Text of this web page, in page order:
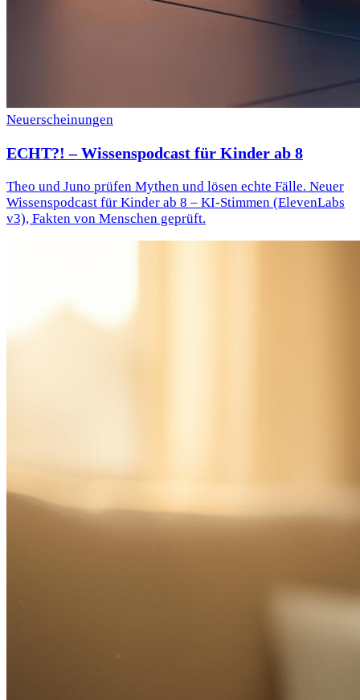
Neuerscheinungen
ECHT?! – Wissenspodcast für Kinder ab 8
Theo und Juno prüfen Mythen und lösen echte Fälle. Neuer
Wissenspodcast für Kinder ab 8 – KI-Stimmen (ElevenLabs
v3), Fakten von Menschen geprüft.